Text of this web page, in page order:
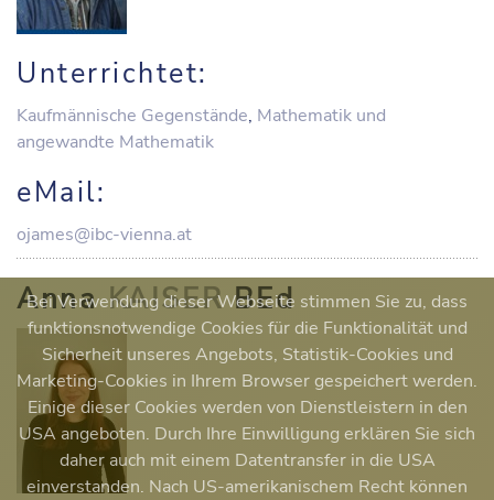
Unterrichtet:
Kaufmännische Gegenstände, Mathematik und
angewandte Mathematik
eMail:
ojames@ibc-vienna.at
AnnaKAISERBEd
Bei Verwendung dieser Webseite stimmen Sie zu, dass
funktionsnotwendige Cookies für die Funktionalität und
Sicherheit unseres Angebots, Statistik-Cookies und
Marketing-Cookies in Ihrem Browser gespeichert werden.
Einige dieser Cookies werden von Dienstleistern in den
USA angeboten. Durch Ihre Einwilligung erklären Sie sich
daher auch mit einem Datentransfer in die USA
einverstanden. Nach US-amerikanischem Recht können